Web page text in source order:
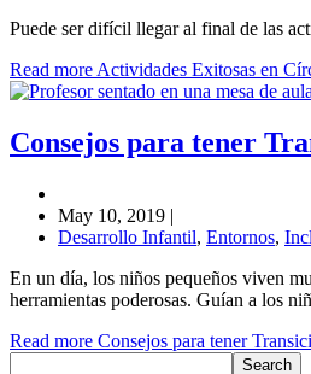
Puede ser difícil llegar al final de las
Read more Actividades Exitosas en
Consejos para tener
May 10, 2019 |
Desarrollo Infantil, Entornos,
En un día, los niños pequeños viven
herramientas poderosas. Guían a los
Read more Consejos para tener